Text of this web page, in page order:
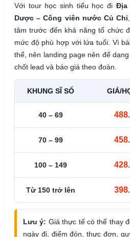
Với tour học sinh tiểu học đi Địa
Dược – Công viên nước Củ Chi
tâm trước đến khả năng tổ chức
mức độ phù hợp với lứa tuổi. Vì
thể, nên landing page nên để
chốt lead và báo giá theo đoàn.
KHUNG SĨ SỐ GIÁ/
40 – 69
70 – 99
100 – 149
Từ 150 trở lên
Lưu ý: Giá thực tế có thể thay
ngày đi, điểm đón, thực đơn,